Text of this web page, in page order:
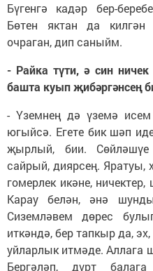
Бүгенгә кадәр бер-
Бөтен яктан да
очраган, дип саныйм.
- Райка түти, ә син
башта куып җибәргәнсең
- Үземнең дә үземә
югыйсә. Егете бик шәп
җырлый, бии.
сайрый, диярсең. Яратуы,
гомерлек икәне,
Карау белән, әнә
Сиземләвем дөрес
иткәндә, бер тапкыр да,
уйларлык итмәде. Аллага
Бергәләп, дүрт